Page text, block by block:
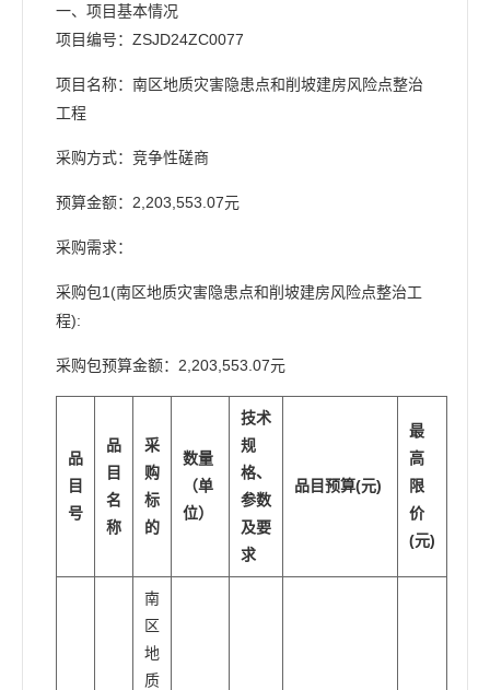
一、项目基本情况
项目编号：ZSJD24ZC0077
项目名称：南区地质灾害隐患点和削坡建房风险点整治
工程
采购方式：竞争性磋商
预算金额：2,203,553.07元
采购需求：
采购包1(南区地质灾害隐患点和削坡建房风险点整治工
程):
采购包预算金额：2,203,553.07元
品
目
号
品
目
名
称
采
购
标
的
数量
（单
位）
技术
规
格、
参数
及要
求
品目预算(元)
最
高
限
价
(元)
南
区
地
质